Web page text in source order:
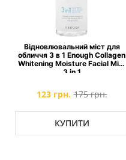
Відновлювальний міст для
обличчя 3 в 1 Enough Collagen
Whitening Moisture Facial Mist
3 in 1
123 грн. 175 грн.
КУПИТИ